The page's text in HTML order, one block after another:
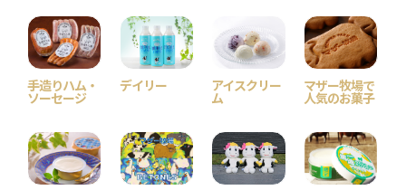
手造りハム・
ソーセージ
デイリー アイスクリー
ム
マザー牧場で
人気のお菓子